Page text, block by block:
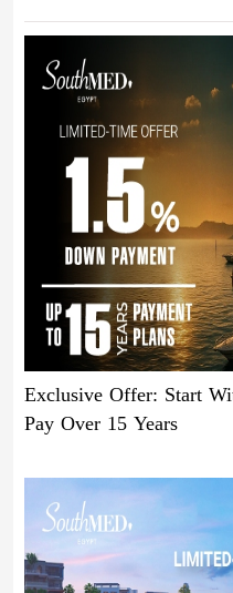
Exclusive Offer: Start
Pay Over 15 Years